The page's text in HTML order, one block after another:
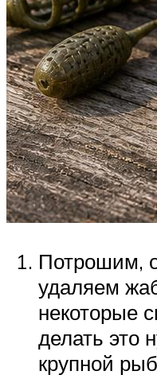
Потрошим,
удаляем
некоторые
делать это
крупной